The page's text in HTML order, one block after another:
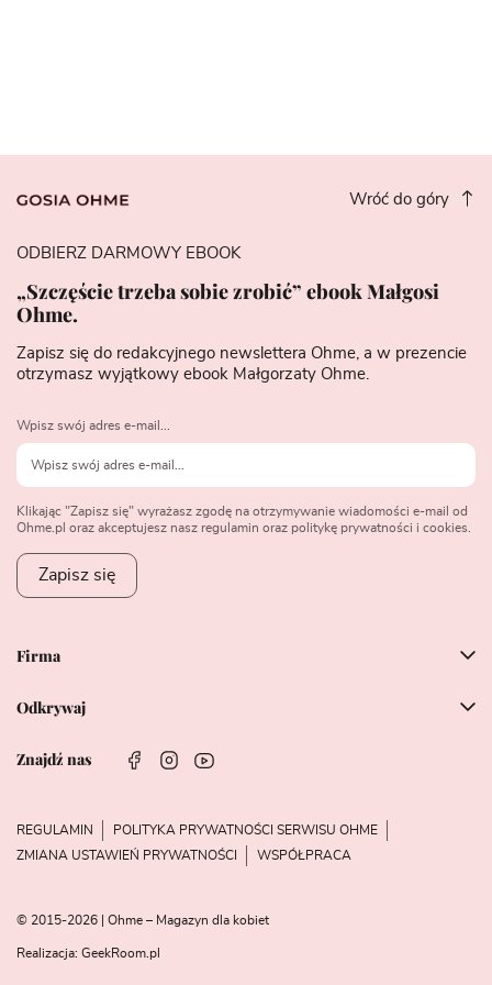
Wróć do góry
Firma
Odkrywaj
Znajdź nas
ODBIERZ DARMOWY EBOOK
„Szczęście trzeba sobie zrobić” ebook Małgosi
Ohme.
Zapisz się do redakcyjnego newslettera Ohme, a w prezencie
otrzymasz wyjątkowy ebook Małgorzaty Ohme.
Wpisz swój adres e-mail...
Klikając "Zapisz się" wyrażasz zgodę na otrzymywanie wiadomości e-mail od
Ohme.pl oraz akceptujesz nasz regulamin oraz politykę prywatności i cookies.
Zapisz się
REGULAMIN
POLITYKA PRYWATNOŚCI SERWISU OHME
ZMIANA USTAWIEŃ PRYWATNOŚCI
WSPÓŁPRACA
© 2015-2026 | Ohme – Magazyn dla kobiet
Realizacja: GeekRoom.pl